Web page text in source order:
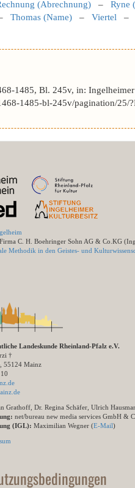
(Abrechnung) – Ryne
Thomas (Name) – Viertel
1485, Bl. 245v, in:
1485-bl-245v/pagination/
C. H. Boehringer Sohn AG & Co.KG
Methodik in den Geistes- und
Landeskunde Rheinland-Pfalz e.V.
†
55124 Mainz
Grathoff, Dr. Regina Schäfer, Ulrich
net/bureau new media services GmbH &
(IGL): Maximilian Wegner (E-Mail)